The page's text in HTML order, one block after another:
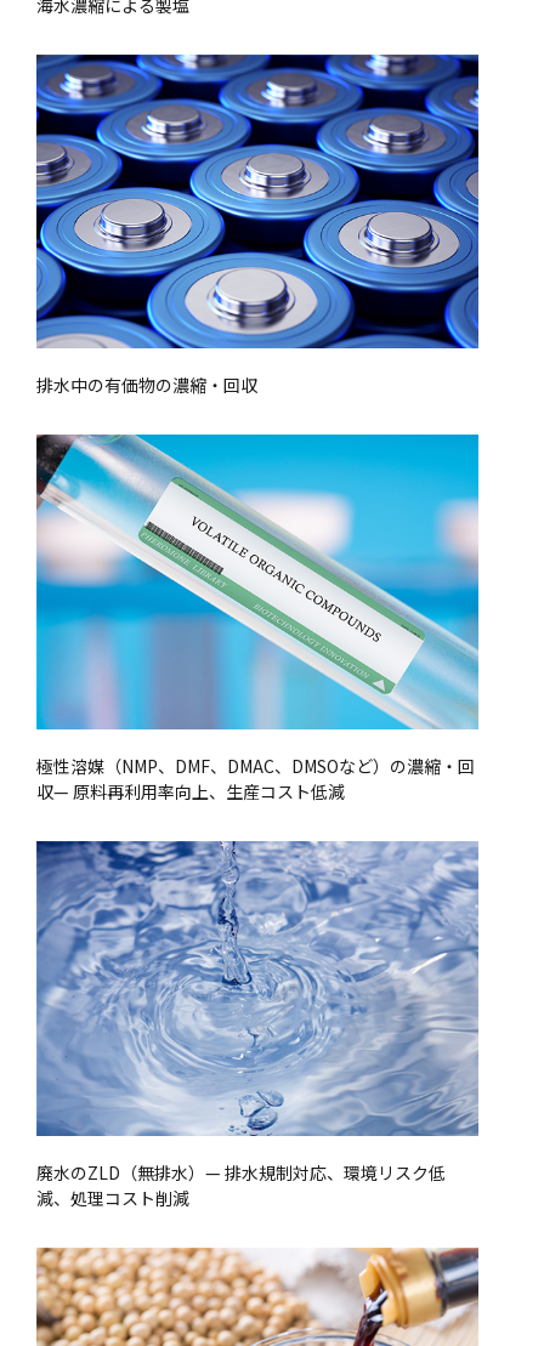
排水中の有価物の濃縮・回収
極性溶媒（NMP、DMF、DMAC、DMSOなど）の濃縮・回
収— 原料再利用率向上、生産コスト低減
廃水のZLD（無排水）— 排水規制対応、環境リスク低
減、処理コスト削減